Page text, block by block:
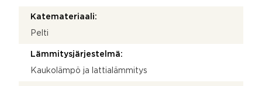
Katemateriaali:
Pelti
Lämmitysjärjestelmä:
Kaukolämpö ja lattialämmitys